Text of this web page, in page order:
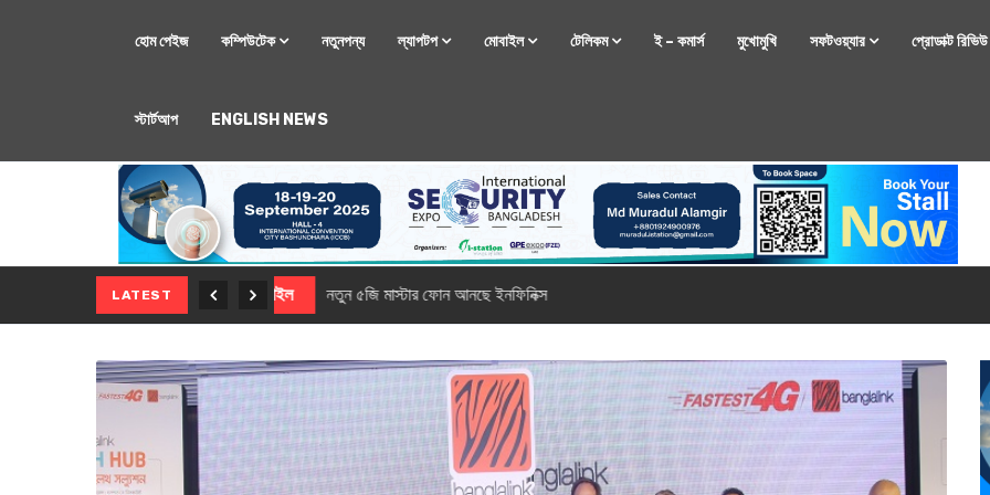
হোম পেইজ কম্পিউটেক নতুনপন্য ল্যাপটপ মোবাইল টেলিকম ই – কমার্স মুখোমুখি সফটওয়্যার প্রোডাক্ট রিভিউ
স্টার্টআপ ENGLISH NEWS
LATEST মোবাইল নতুন সি-সিরিজ স্মার্টফোন নিয়ে আসছে রিয়েলমি